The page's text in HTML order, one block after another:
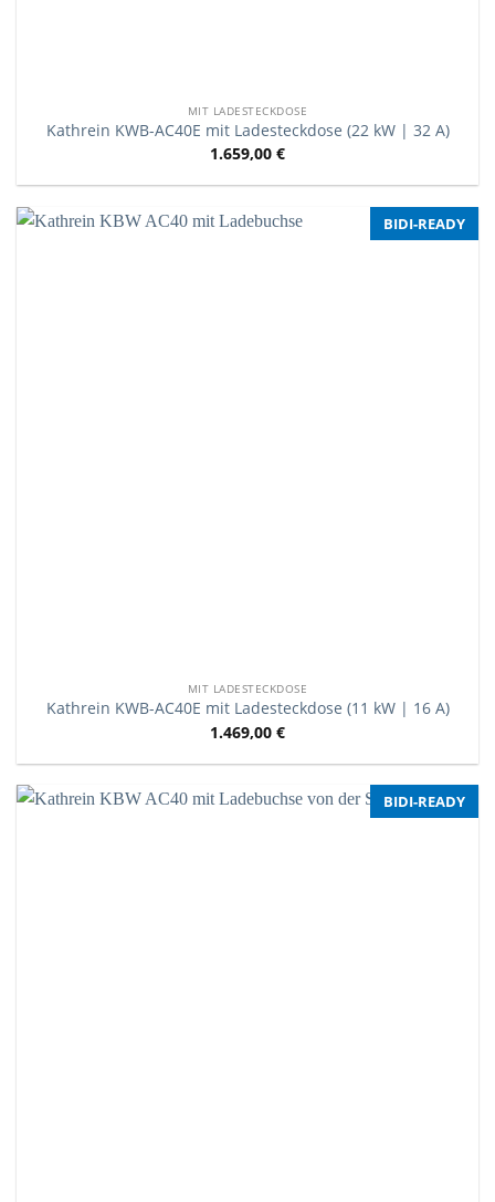
MIT LADESTECKDOSE
Kathrein KWB-AC40E mit Ladesteckdose (22 kW | 32 A)
1.659,00 €
BIDI-READY
MIT LADESTECKDOSE
Kathrein KWB-AC40E mit Ladesteckdose (11 kW | 16 A)
1.469,00 €
BIDI-READY